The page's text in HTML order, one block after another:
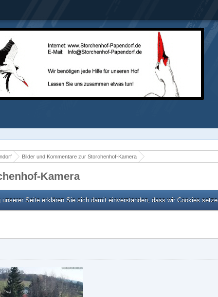
Bilder und Kommentare zur Storchenhof-Kamera
Kamera
Seite erklären Sie sich damit einverstanden, dass wir Cookies